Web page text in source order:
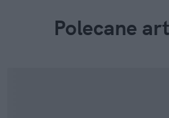
Polecane